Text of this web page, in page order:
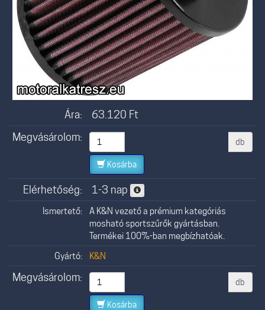
Ára: 63.120 Ft
Megvásárolom:
db
Kosárba
Elérhetőség: 1-3 nap
Ismertető:
A K&N vezető a prémium kategóriás
mosható sportszűrők gyártásban.
Termékei 100%-ban megbízhatóak.
Gyártó:
K&N
Megvásárolom: db
Kosárba